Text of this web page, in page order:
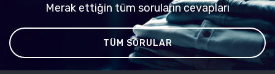
Merak ettiğin tüm soruların cevapları
TÜM SORULAR